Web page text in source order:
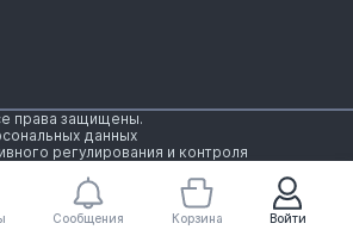
Войти
Сообщения Корзина
права защищены.
данных
регулирования и контроля